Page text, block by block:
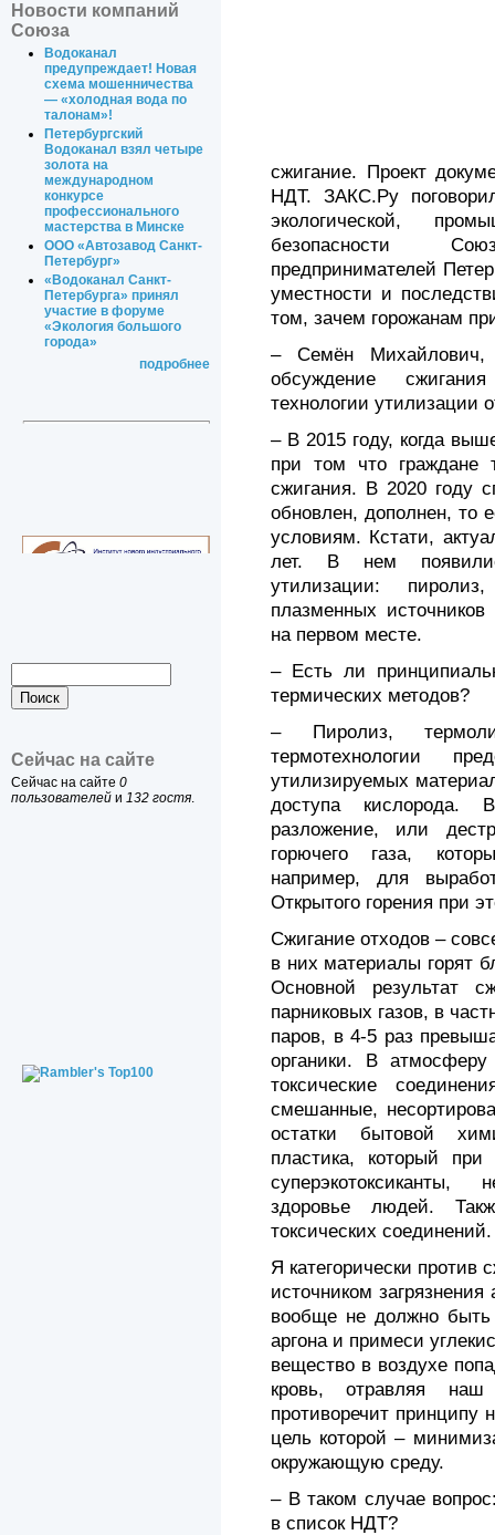
Новости компаний
Союза
Водоканал
предупреждает! Новая
схема мошенничества
— «холодная вода по
талонам»!
Петербургский
Водоканал взял четыре
золота на
международном
конкурсе
профессионального
мастерства в Минске
ООО «Автозавод Санкт-
Петербург»
«Водоканал Санкт-
Петербурга» принял
участие в форуме
«Экология большого
города»
подробнее
Сейчас на сайте
Сейчас на сайте 0
пользователей и 132 гостя.
сжигание. Проект
НДТ. ЗАКС.Ру
экологической,
безопасности
предпринимателей
уместности и
том, зачем горожанам
– Семён Михайлович,
обсуждение
технологии утилизации
– В 2015 году, когда
при том что граждане
сжигания. В 2020 году
обновлен, дополнен, то
условиям. Кстати,
лет. В нем
утилизации:
плазменных
на первом месте.
– Есть ли
термических методов?
– Пиролиз,
термотехнологии
утилизируемых
доступа кислорода.
разложение, или
горючего газа,
например, для
Открытого горения при
Сжигание отходов –
в них материалы горят
Основной результат
парниковых газов, в
паров, в 4-5 раз
органики. В
токсические
смешанные,
остатки бытовой
пластика, который
здоровье людей.
токсических соединений.
Я категорически против
источником
вообще не должно быть
аргона и примеси
вещество в воздухе
кровь, отравляя наш
противоречит принципу
цель которой –
окружающую среду.
– В таком случае
в список НДТ?